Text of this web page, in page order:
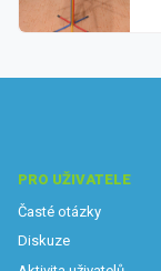
PRO UŽIVATELE
Časté otázky
Diskuze